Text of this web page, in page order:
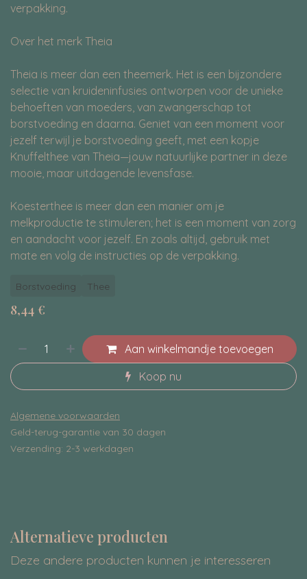
verpakking.
Over het merk Theia
Theia is meer dan een theemerk. Het is een bijzondere
selectie van kruideninfusies ontworpen voor de unieke
behoeften van moeders, van zwangerschap tot
borstvoeding en daarna. Geniet van een moment voor
jezelf terwijl je borstvoeding geeft, met een kopje
Knuffelthee van Theia—jouw natuurlijke partner in deze
mooie, maar uitdagende levensfase.
Koesterthee is meer dan een manier om je
melkproductie te stimuleren; het is een moment van zorg
en aandacht voor jezelf. En zoals altijd, gebruik met
mate en volg de instructies op de verpakking.
Borstvoeding Thee
8,44 €
Aan winkelmandje toevoegen
Koop nu
Algemene voorwaarden
Geld-terug-garantie van 30 dagen
Verzending: 2-3 werkdagen
Alternatieve producten
Deze andere producten kunnen je interesseren